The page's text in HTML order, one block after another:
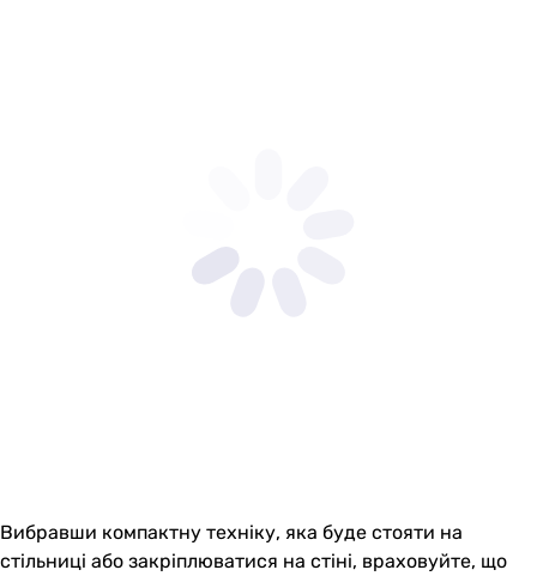
Вибравши компактну техніку, яка буде стояти на
стільниці або закріплюватися на стіні, враховуйте, що